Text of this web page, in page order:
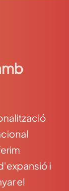
i
el